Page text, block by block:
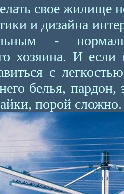
свое жилище
и дизайна
-
хозяина. И
с
белья, пардон,
порой